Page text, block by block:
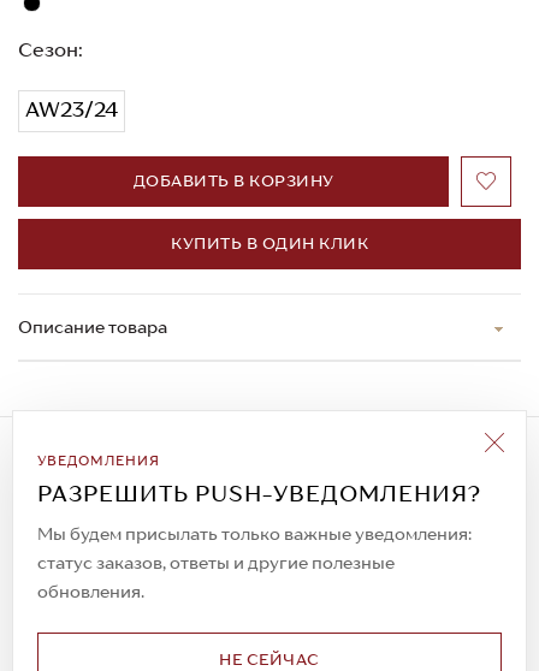
Сезон:
AW23/24
ДОБАВИТЬ В КОРЗИНУ
КУПИТЬ В ОДИН КЛИК
Описание товара
УВЕДОМЛЕНИЯ
РАЗРЕШИТЬ PUSH-УВЕДОМЛЕНИЯ?
Мы будем присылать только важные уведомления:
статус заказов, ответы и другие полезные
обновления.
НЕ СЕЙЧАС
Подписаться на рассылку
Всегда будьте в курсе новых акций и
спецпредложений!
© 2023. AIT Shoes
Все права защищены